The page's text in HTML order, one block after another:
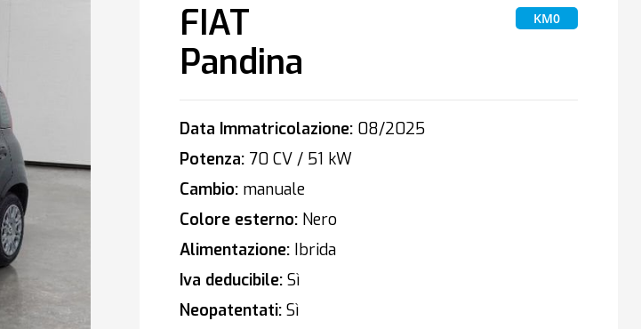
FIAT
Pandina
KM0
Data Immatricolazione:08/2025
Potenza:70 CV / 51 kW
Cambio:manuale
Colore esterno:Nero
Alimentazione:Ibrida
Iva deducibile:Sì
Neopatentati:Sì